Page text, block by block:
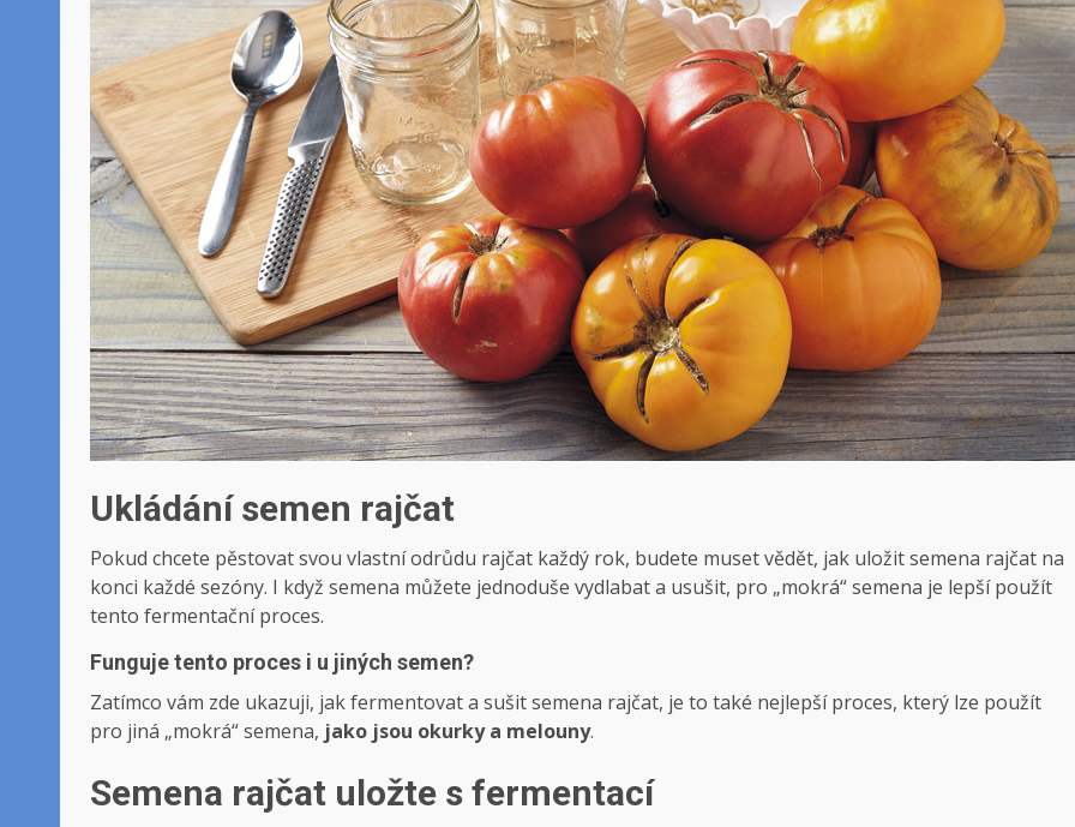
Ukládání semen rajčat
Pokud chcete pěstovat svou vlastní odrůdu rajčat každý rok, budete muset vědět, jak uložit semena rajčat na
konci každé sezóny. I když semena můžete jednoduše vydlabat a usušit, pro „mokrá“ semena je lepší použít
tento fermentační proces.
Funguje tento proces i u jiných semen?
Zatímco vám zde ukazuji, jak fermentovat a sušit semena rajčat, je to také nejlepší proces, který lze použít
pro jiná „mokrá“ semena, jako jsou okurky a melouny.
Semena rajčat uložte s fermentací